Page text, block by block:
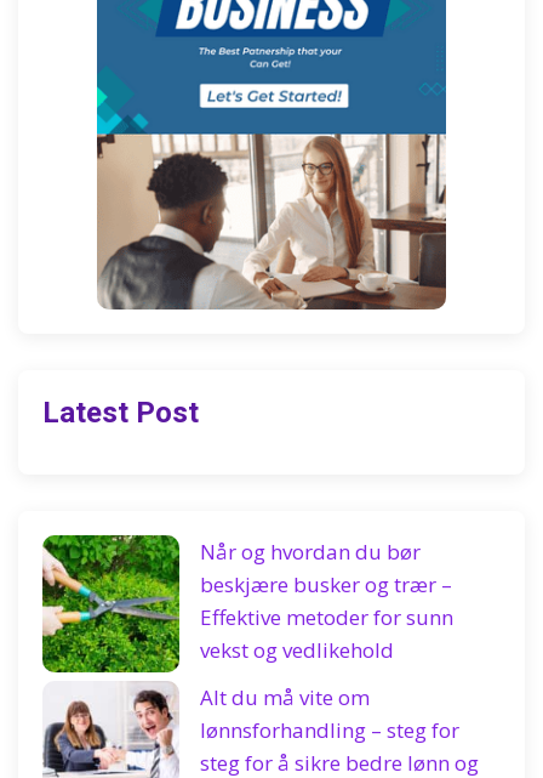
Latest Post
Når og hvordan du bør
beskjære busker og trær –
Effektive metoder for sunn
vekst og vedlikehold
Alt du må vite om
lønnsforhandling – steg for
steg for å sikre bedre lønn og